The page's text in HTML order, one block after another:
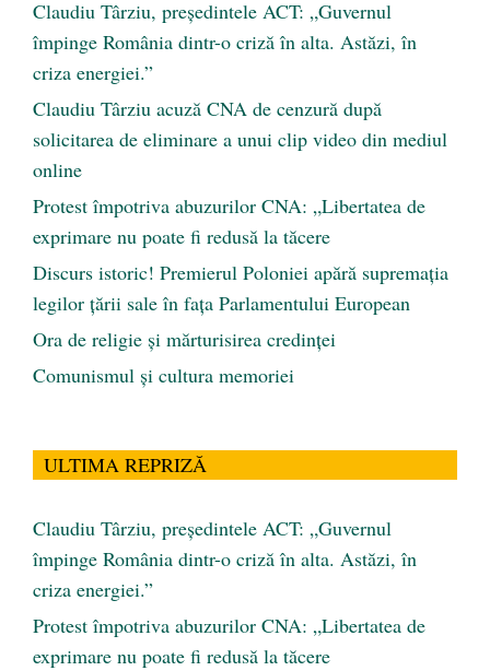
Claudiu Târziu, președintele ACT: „Guvernul
împinge România dintr-o criză în alta. Astăzi, în
criza energiei.”
Claudiu Târziu acuză CNA de cenzură după
solicitarea de eliminare a unui clip video din mediul
online
Protest împotriva abuzurilor CNA: „Libertatea de
exprimare nu poate fi redusă la tăcere
Discurs istoric! Premierul Poloniei apără supremația
legilor țării sale în fața Parlamentului European
Ora de religie şi mărturisirea credinţei
Comunismul şi cultura memoriei
ULTIMA REPRIZĂ
Claudiu Târziu, președintele ACT: „Guvernul
împinge România dintr-o criză în alta. Astăzi, în
criza energiei.”
Protest împotriva abuzurilor CNA: „Libertatea de
exprimare nu poate fi redusă la tăcere